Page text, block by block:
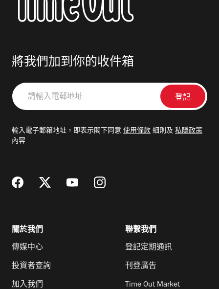
將我們加到你的收件箱
請
輸
郵
輸入電子郵箱地址，即表示閣下同意 使用條款 細則及 私隱政策
內容
關於我們
傳媒中心
投資者查詢
加入我們
聯繫我們
登記定期通訊
刊登廣告
Time Out Market